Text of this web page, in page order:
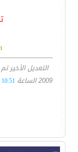
2009 الساعة
10:51 PM